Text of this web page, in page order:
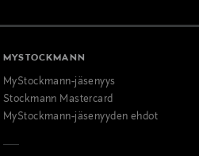
MYSTOCKMANN
MyStockmann-jäsenyys
Stockmann Mastercard
MyStockmann-jäsenyyden ehdot